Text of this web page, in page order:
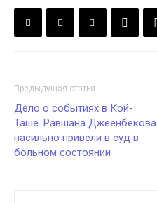
Предыдущая статья
Дело о событиях в Кой-
Таше. Равшана Джеенбекова
насильно привели в суд в
больном состоянии